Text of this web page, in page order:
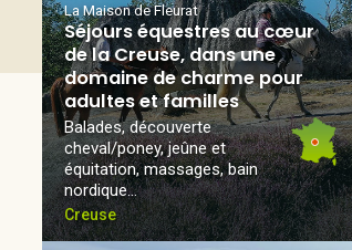
La Maison de Fleurat
Séjours équestres au cœur
de la Creuse, dans une
domaine de charme pour
adultes et familles
Balades, découverte
cheval/poney, jeûne et
équitation, massages, bain
nordique...
Creuse